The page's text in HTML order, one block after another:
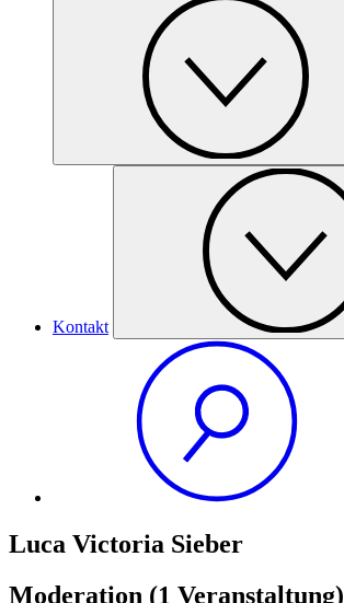
Kontakt
Luca Victoria Sieber
Moderation (1 Veranstaltung)